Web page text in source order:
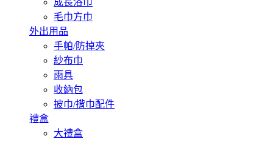
成長浴巾
毛巾方巾
外出用品
手帕/防掉夾
紗布巾
雨具
收納包
披巾/揹巾配件
禮盒
大禮盒